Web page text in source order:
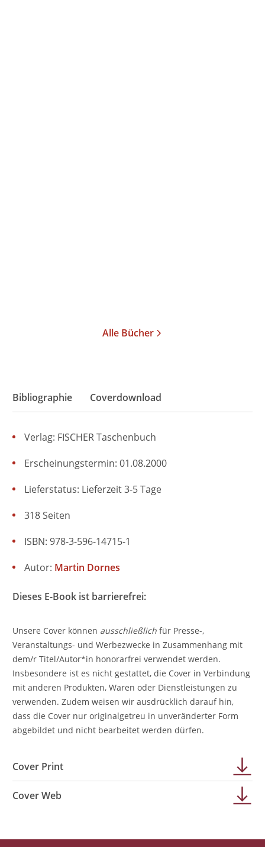
Alle Bücher
Bibliographie Coverdownload
Verlag: FISCHER Taschenbuch
Erscheinungstermin: 01.08.2000
Lieferstatus: Lieferzeit 3-5 Tage
ISBN: 978-3-596-14715-1
318 Seiten
Autor: Martin Dornes
Dieses E-Book ist barrierefrei:
Unsere Cover können ausschließlichfür Presse-,
Veranstaltungs- und Werbezwecke in Zusammenhang mit
dem/r Titel/Autor*in honorarfrei verwendet werden.
Insbesondere ist es nicht gestattet, die Cover in Verbindung
mit anderen Produkten, Waren oder Dienstleistungen zu
verwenden. Zudem weisen wir ausdrücklich darauf hin,
dass die Cover nur originalgetreu in unveränderter Form
abgebildet und nicht bearbeitet werden dürfen.
Cover Print
Cover Web